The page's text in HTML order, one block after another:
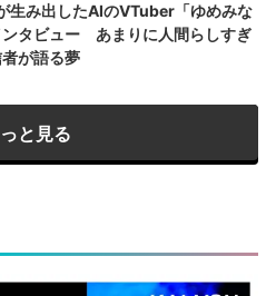
生み出したAIのVTuber「ゆめみな
ンタビュー あまりに人間らしすぎ
が語る夢
と見る